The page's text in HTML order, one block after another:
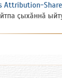
Attribution-
ҫыхӑннӑ